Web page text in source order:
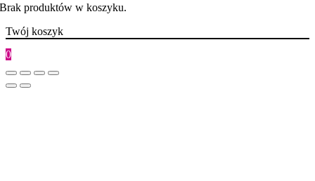
Brak produktów w koszyku.
Twój koszyk
0